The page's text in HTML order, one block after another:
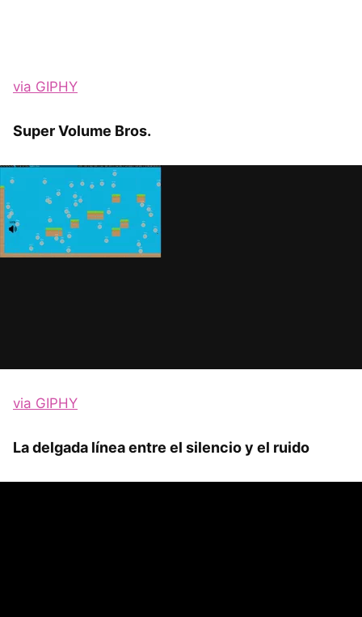
via GIPHY
Super Volume Bros.
via GIPHY
La delgada línea entre el silencio y el ruido